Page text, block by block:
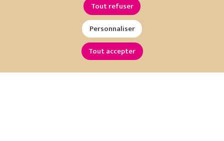
Tout refuser
Personnaliser
Tout accepter